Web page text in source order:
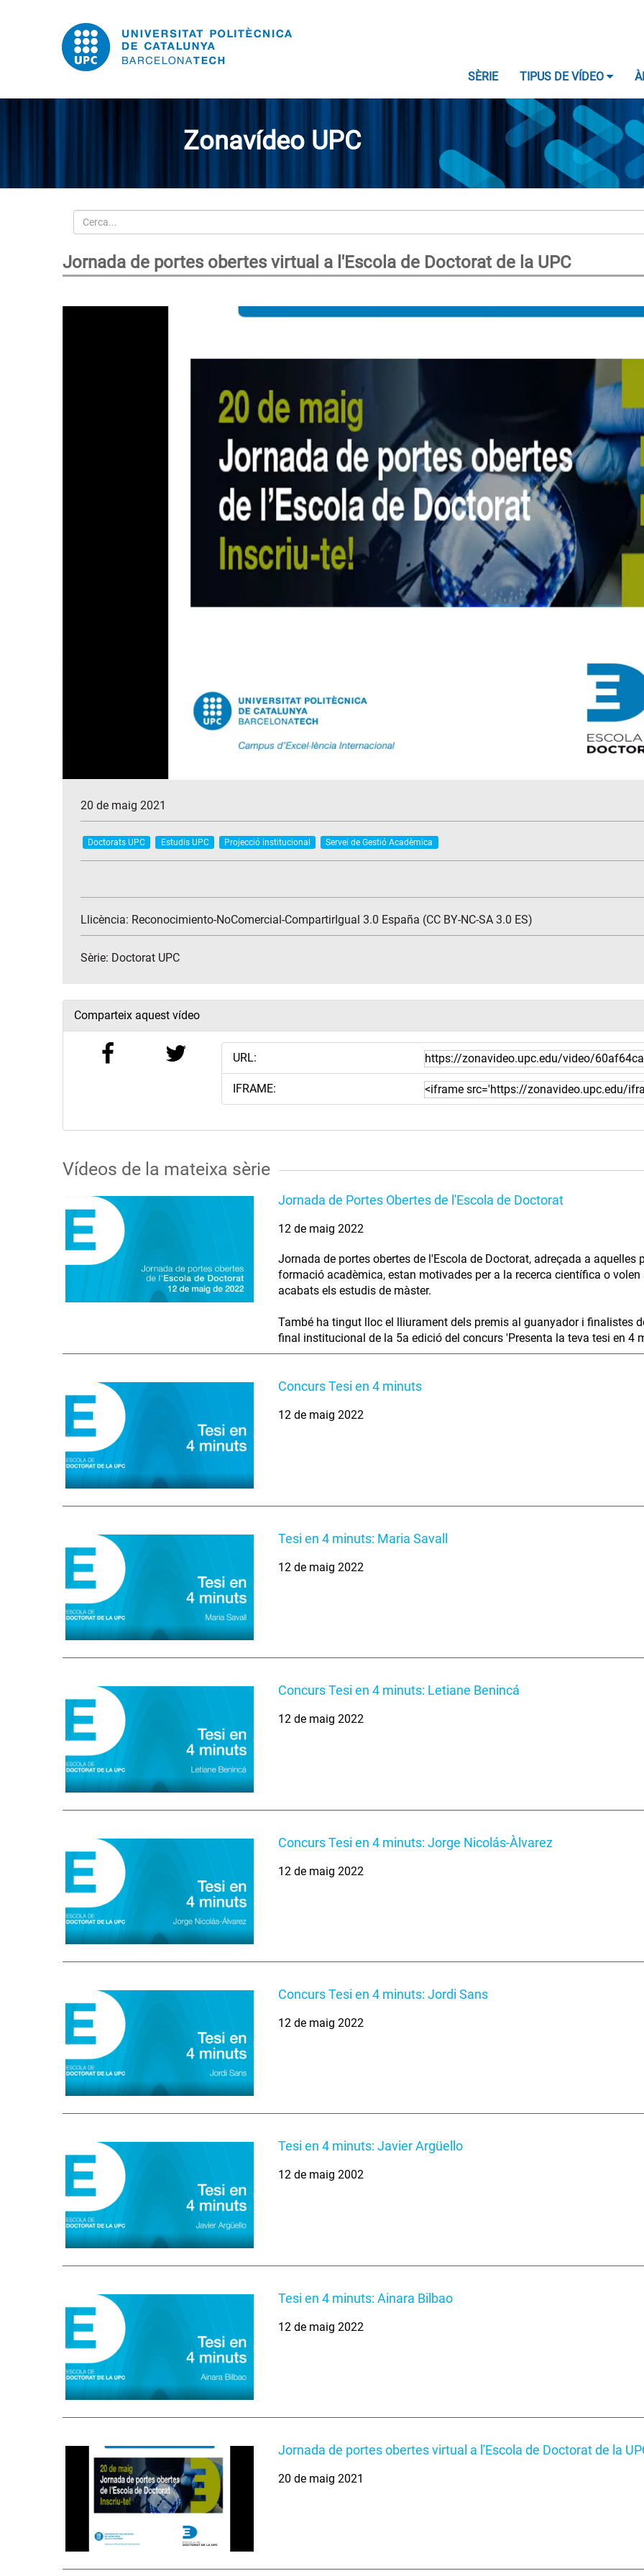
SÈRIE TIPUS DE VÍDEO
Zonavídeo UPC
Cerca
Jornada de portes obertes virtual a l'Escola de Doctorat de la UPC
20 de maig 2021
Doctorats UPC Estudis UPC Projecció institucional Servei de Gestió Acadèmica
Llicència: Reconocimiento-NoComercial-CompartirIgual 3.0 España (CC BY-NC-SA 3.0 ES)
Sèrie: Doctorat UPC
Comparteix aquest vídeo
URL:
IFRAME:
Vídeos de la mateixa sèrie
Jornada de Portes Obertes de l'Escola de Doctorat
12 de maig 2022
Jornada de portes obertes de l'Escola de Doctorat, adreçada a
formació acadèmica, estan motivades per a la recerca científica o
acabats els estudis de màster.
També ha tingut lloc el lliurament dels premis al guanyador i finalistes
final institucional de la 5a edició del concurs 'Presenta la teva tesi en 4
Concurs Tesi en 4 minuts
12 de maig 2022
Tesi en 4 minuts: Maria Savall
12 de maig 2022
Concurs Tesi en 4 minuts: Letiane Benincá
12 de maig 2022
Concurs Tesi en 4 minuts: Jorge Nicolás-Àlvarez
12 de maig 2022
Concurs Tesi en 4 minuts: Jordi Sans
12 de maig 2022
Tesi en 4 minuts: Javier Argüello
12 de maig 2002
Tesi en 4 minuts: Ainara Bilbao
12 de maig 2022
Jornada de portes obertes virtual a l'Escola de Doctorat de la
20 de maig 2021